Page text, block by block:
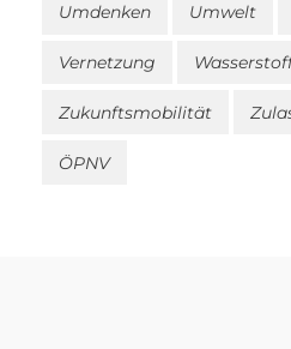
Umdenken Umwelt
Vernetzung
Zukunftsmobilität
ÖPNV